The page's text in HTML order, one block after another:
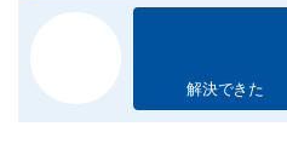
解決できた